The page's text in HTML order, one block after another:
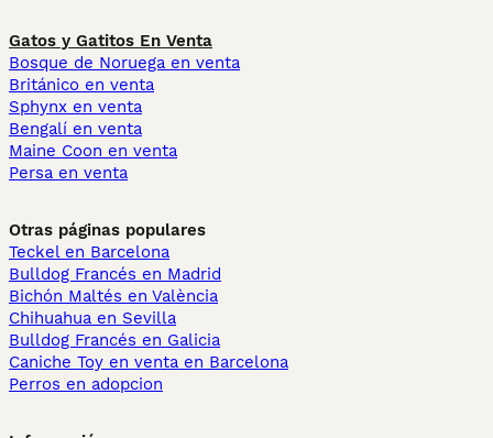
Gatos y Gatitos En Venta
Bosque de Noruega en venta
Británico en venta
Sphynx en venta
Bengalí en venta
Maine Coon en venta
Persa en venta
Otras páginas populares
Teckel en Barcelona
Bulldog Francés en Madrid
Bichón Maltés en València
Chihuahua en Sevilla
Bulldog Francés en Galicia
Caniche Toy en venta en Barcelona
Perros en adopcion